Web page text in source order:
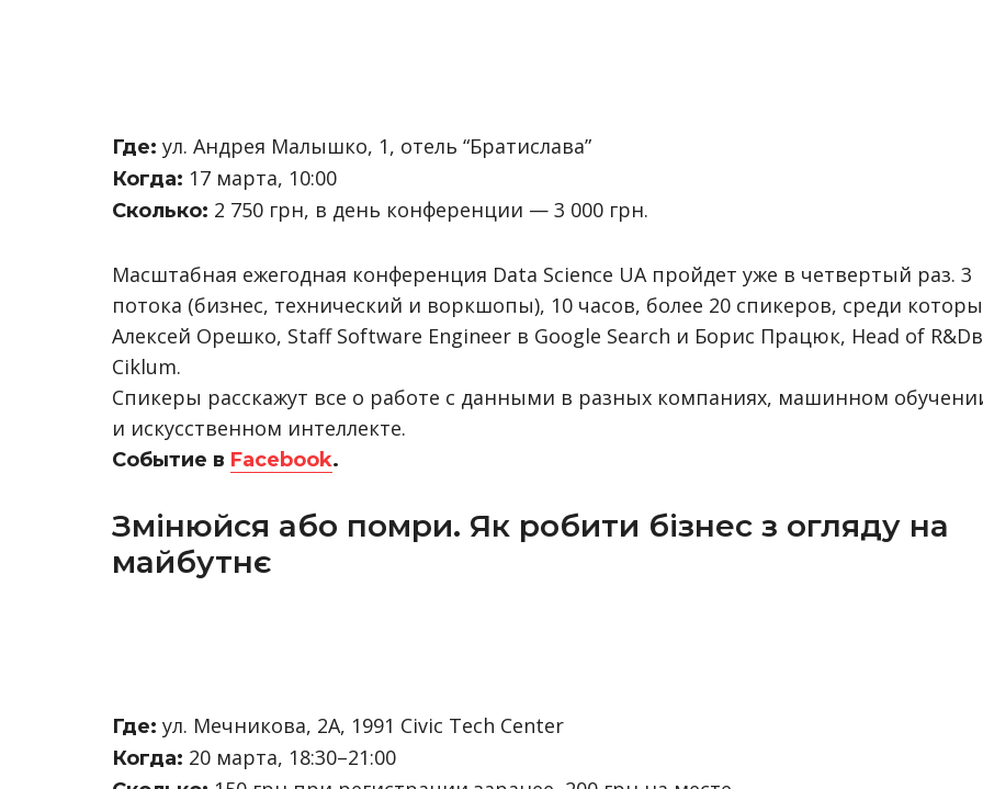
Где: ул. Андрея Малышко, 1, отель “Братислава”
Когда: 17 марта, 10:00
Сколько: 2 750 грн, в день конференции — 3 000 грн.
Масштабная ежегодная конференция Data Science UA пройдет уже в четвертый раз. 3
потока (бизнес, технический и воркшопы), 10 часов, более 20 спикеров, среди
Алексей Орешко, Staff Software Engineer в Google Search и Борис Працюк, Head of R&Dв
Ciklum.
Спикеры расскажут все о работе с данными в разных компаниях, машинном
и искусственном интеллекте.
Событие в Facebook.
Змінюйся або помри. Як робити бізнес з огляду на
майбутнє
Где: ул. Мечникова, 2А, 1991 Civic Tech Center
Когда: 20 марта, 18:30–21:00